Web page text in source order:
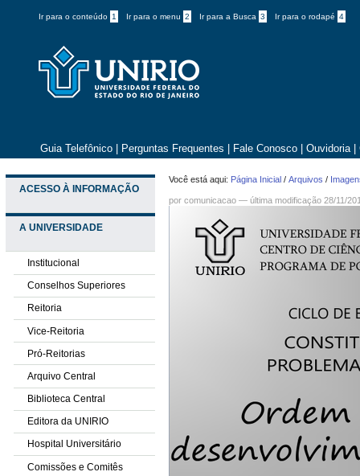
Ir para o conteúdo 1 Ir para o menu 2 Ir para a Busca 3 Ir para o rodapé 4
Guia Telefônico Perguntas Frequentes Fale Conosco Ouvidoria
ACESSO À INFORMAÇÃO
A UNIVERSIDADE
Institucional
Conselhos Superiores
Reitoria
Vice-Reitoria
Pró-Reitorias
Arquivo Central
Biblioteca Central
Editora da UNIRIO
Hospital Universitário
Comissões e Comitês
Você está aqui: Página Inicial /Arquivos /
por comunicacao —última modificação 28/11/